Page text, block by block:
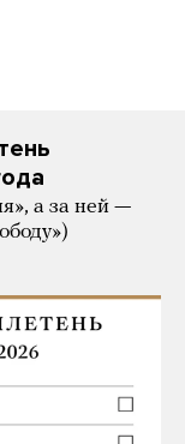
а за ней —